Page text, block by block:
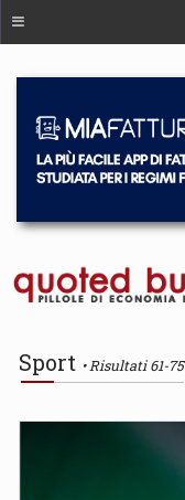
Sport Risultati 61-75